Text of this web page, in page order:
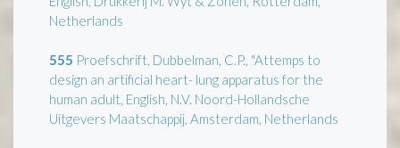
Netherlands
555 Proefschrift, Dubbelman, C.P., "Attemps to
design an artificial heart- lung apparatus for the
human adult, English, N.V. Noord-Hollandsche
Uitgevers Maatschappij, Amsterdam, Netherlands